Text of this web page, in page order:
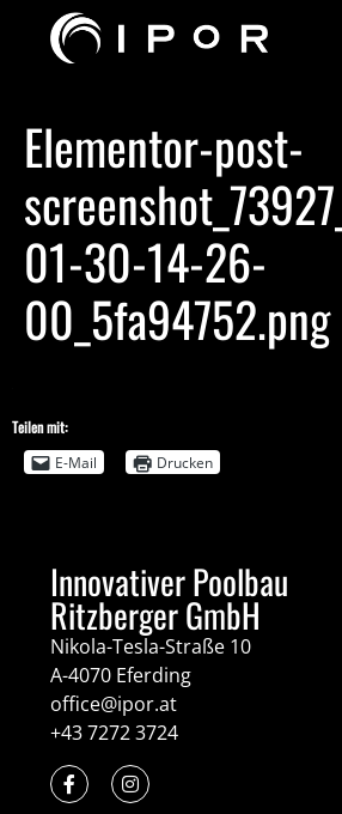
Elementor-post-
01-30-14-26-
00_5fa94752.png
Teilen mit:
E-Mail
Drucken
Innovativer Poolbau
Ritzberger GmbH
Nikola-Tesla-Straße 10
A-4070 Eferding
office@ipor.at
+43 7272 3724